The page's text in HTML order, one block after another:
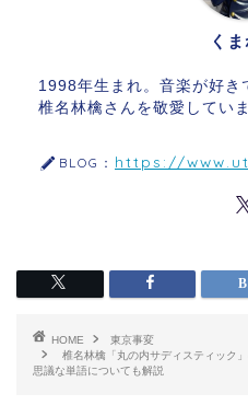
く
1998年生まれ。音楽が好き
椎名林檎さんを敬愛していま
BLOG： https://
HOME
東京事変
椎名林檎「丸の内サディスティック
思議な単語についても解説